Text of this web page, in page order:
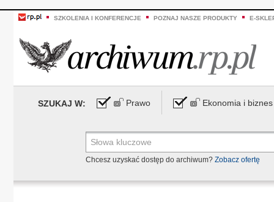
SZKOLENIA I KONFERENCJE POZNAJ NASZE PRODUKTY E-
SZUKAJ W: Prawo Ekonomia i biznes
Chcesz uzyskać dostęp do archiwum? Zobacz ofertę